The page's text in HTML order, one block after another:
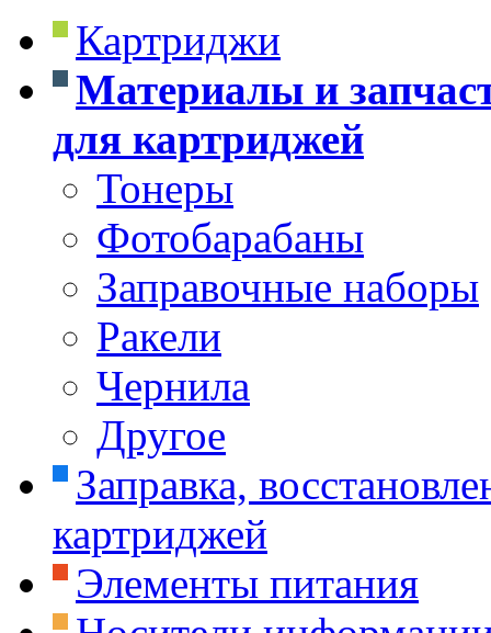
Картриджи
Материалы и
для картриджей
Тонеры
Фотобарабаны
Заправочные наборы
Ракели
Чернила
Другое
Заправка,
картриджей
Элементы питания